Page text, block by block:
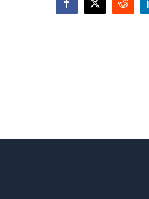
Facebook
X Reddit